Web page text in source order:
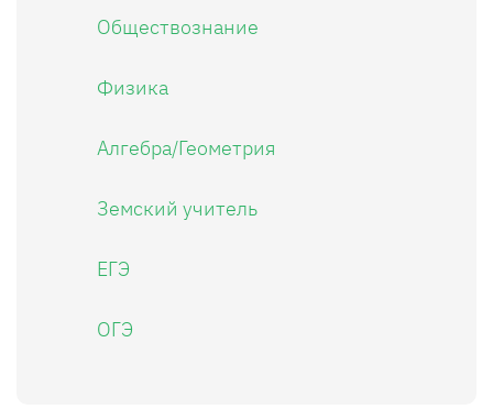
Обществознание
Физика
Алгебра/Геометрия
Земский учитель
ЕГЭ
ОГЭ